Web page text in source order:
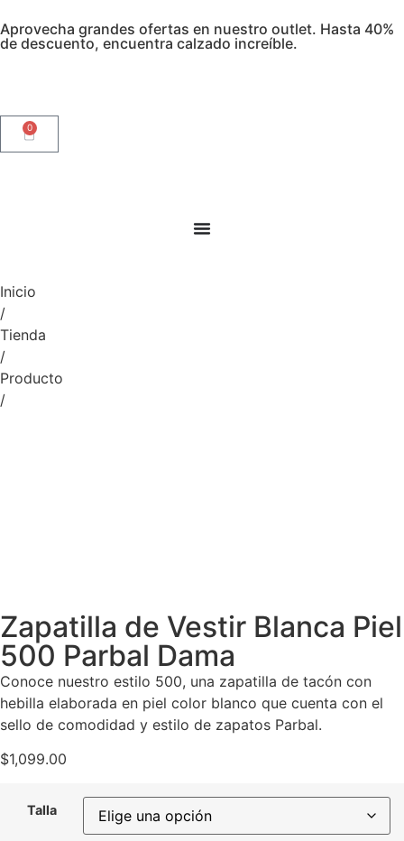
Aprovecha grandes ofertas en nuestro outlet. Hasta 40%
de descuento, encuentra calzado increíble.
0
Inicio
/
Tienda
/
Producto
/
Zapatilla de Vestir Blanca Piel
500 Parbal Dama
Conoce nuestro estilo 500, una zapatilla de tacón con
hebilla elaborada en piel color blanco que cuenta con el
sello de comodidad y estilo de zapatos Parbal.
$1,099.00
Talla